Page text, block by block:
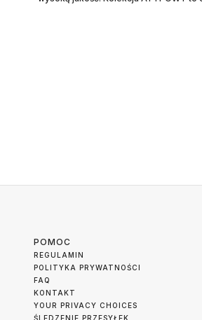
POMOC
REGULAMIN
POLITYKA PRYWATNOŚCI
FAQ
KONTAKT
YOUR PRIVACY CHOICES
ŚLEDZENIE PRZESYŁEK